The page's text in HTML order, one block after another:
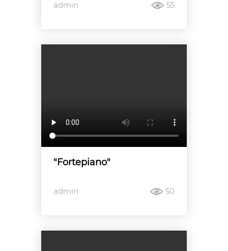
admin 55
"Fortepiano"
admin 50